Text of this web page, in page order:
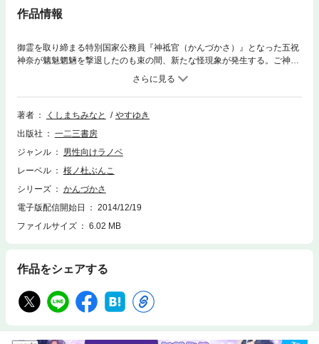
作品情報
御霊を取り締まる特別国家公務員『神祗官（かんづかさ）』となった五祝
神奈が魑魅魍魎を撃退したのも束の間、新たな怪現象が発生する。ご神体
である巨石から流れ出す血液。そして、新たに発見される昭和45年の消印
が押された、この世には存在しない夜刀浦市から届いた葉書。事件調査に
乗り出した神奈たちだったが、それは「禍つ神」によって引き起こされる
未曽有の惨事の予兆に過ぎなかった……。
著者 くしまちみなと
やすゆき
出版社
一二三書房
ジャンル
男性向けラノベ
レーベル
桜ノ杜ぶんこ
シリーズ
かんづかさ
電子版配信開始日
2014/12/19
ファイルサイズ
6.02 MB
作品をシェアする